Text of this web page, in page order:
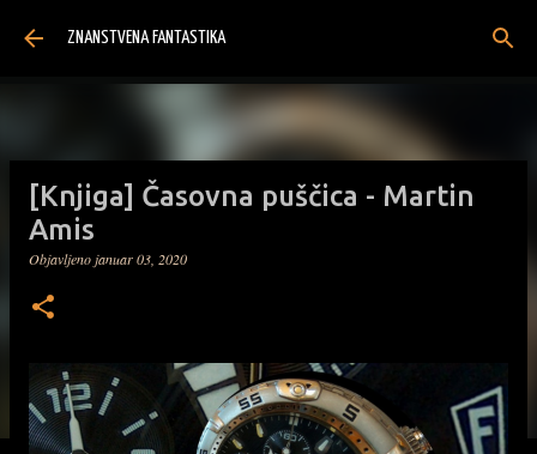
Preskoči na glavno vsebino
ZNANSTVENA FANTASTIKA
[Knjiga] Časovna puščica - Martin
Amis
Objavljeno januar 03, 2020